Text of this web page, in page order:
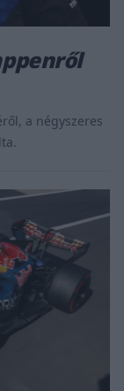
a négyszeres